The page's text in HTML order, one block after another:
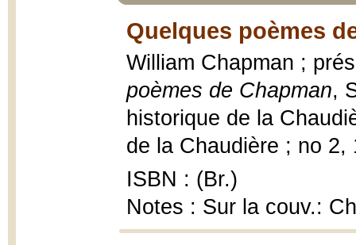
Quelques poèmes
William Chapman ;
poèmes de Chapman,
historique de la
de la Chaudière ; no
ISBN : (Br.)
Notes : Sur la couv.: